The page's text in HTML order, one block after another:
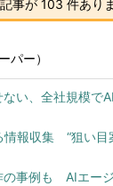
事が 103 件あり
パー）
い、全社規模で
情報収集 “狙い目
の事例も AIエー